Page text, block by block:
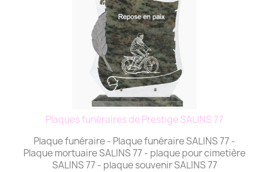
Plaques funéraires de Prestige SALINS 77
Plaque funéraire - Plaque funéraire SALINS 77 -
Plaque mortuaire SALINS 77 - plaque pour cimetière
SALINS 77 - plaque souvenir SALINS 77